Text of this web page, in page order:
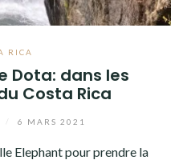
RICA
Dota: dans les
Costa Rica
6 MARS 2021
Elephant pour prendre la